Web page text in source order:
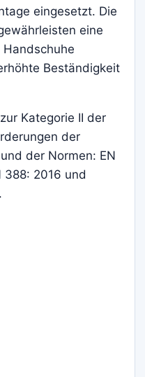
eingesetzt. Die
eine
Beständigkeit
Kategorie II der
der
der Normen: EN
388: 2016 und